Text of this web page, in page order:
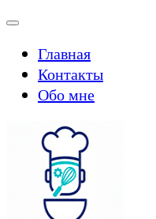
Главная
Контакты
Обо мне